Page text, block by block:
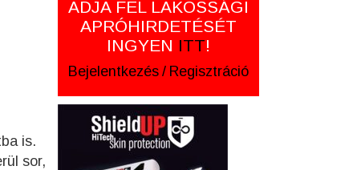
is.
sor,
ADJA FEL LAKOSSÁGI
APRÓHIRDETÉSÉT
INGYEN ITT!
Bejelentkezés / Regisztráció